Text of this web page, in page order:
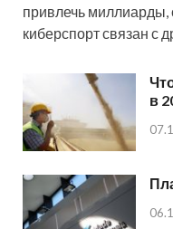
привлечь миллиарды,
киберспорт связан с
в